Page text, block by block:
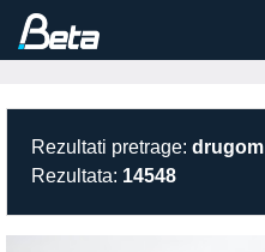
Rezultati pretrage: drugom
Rezultata: 14548